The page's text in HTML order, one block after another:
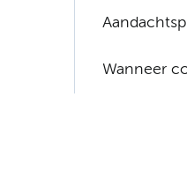
Wanneer